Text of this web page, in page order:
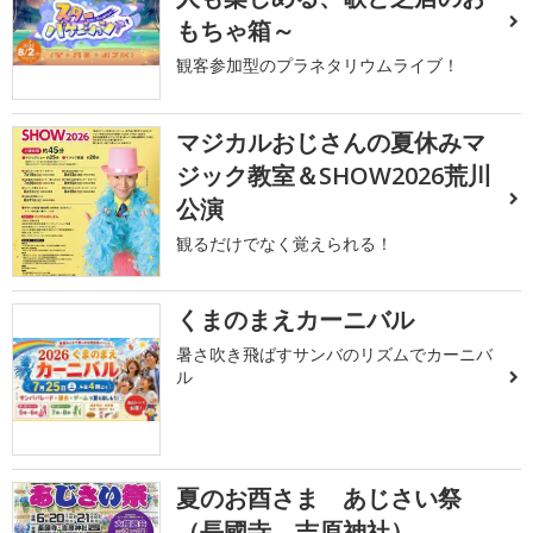
もちゃ箱～
観客参加型のプラネタリウムライブ！
マジカルおじさんの夏休みマ
ジック教室＆SHOW2026荒川
公演
観るだけでなく覚えられる！
くまのまえカーニバル
暑さ吹き飛ばすサンバのリズムでカーニバ
ル
夏のお酉さま あじさい祭